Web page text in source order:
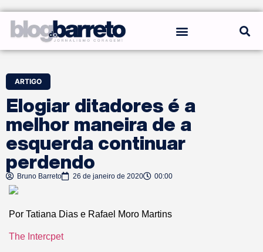
ARTIGO
Elogiar ditadores é a
melhor maneira de a
esquerda continuar
perdendo
Bruno Barreto 26 de janeiro de 2020 00:00
Por Tatiana Dias e Rafael Moro Martins
The Intercpet